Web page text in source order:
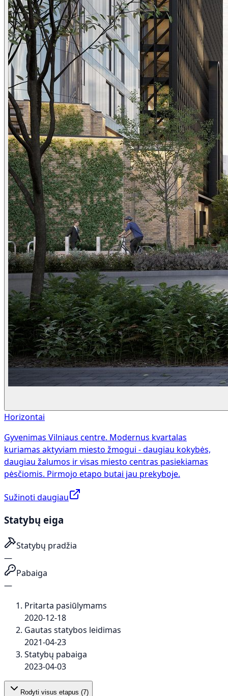
Horizontai
Gyvenimas Vilniaus centre. Modernus kvartalas
kuriamas aktyviam miesto žmogui - daugiau kokybės,
daugiau žalumos ir visas miesto centras pasiekiamas
pėsčiomis. Pirmojo etapo butai jau prekyboje.
Sužinoti daugiau
Statybų eiga
Statybų pradžia
—
Pabaiga
—
Pritarta pasiūlymams
2020-12-18
Gautas statybos leidimas
2021-04-23
Statybų pabaiga
2023-04-03
Rodyti visus etapus (7)